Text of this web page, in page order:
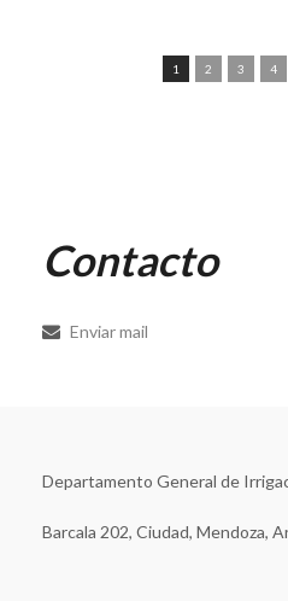
1 2 3 4
Contacto
Enviar mail
Departamento General de
Barcala 202, Ciudad, Mendoza,